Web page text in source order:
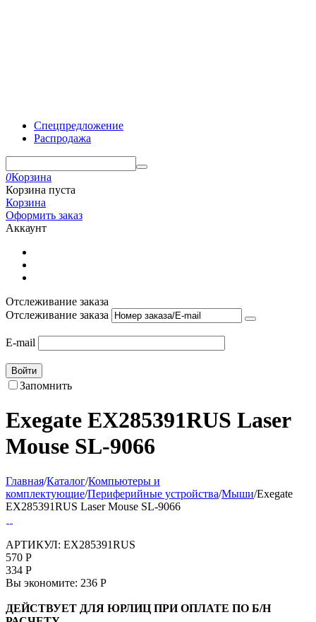
Спецпредложение
Распродажа
0Корзина
Корзина пуста
Корзина
Оформить заказ
Аккаунт
Отслеживание заказа
Отслеживание заказа
E-mail
Войти
Запомнить
Exegate EX285391RUS Laser
Mouse SL-9066
Главная/Каталог/Компьютеры и
комплектующие/Периферийные устройства/Мыши/Exegate
EX285391RUS Laser Mouse SL-9066
АРТИКУЛ: EX285391RUS
570 Р
334 Р
Вы экономите: 236 Р
ДЕЙСТВУЕТ ДЛЯ ЮРЛИЦ ПРИ ОПЛАТЕ ПО Б/Н